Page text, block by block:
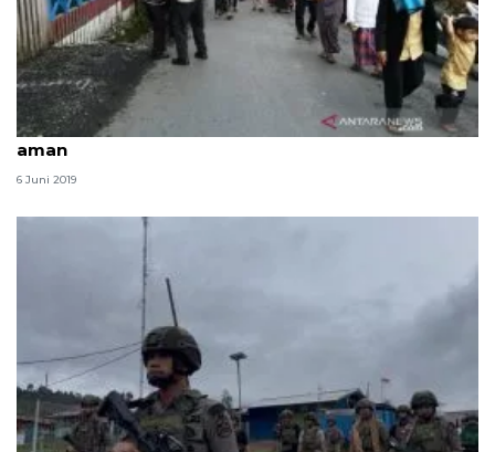
Kapolres : shalat Id di Puncak Jaya berlangsung
aman
6 Juni 2019